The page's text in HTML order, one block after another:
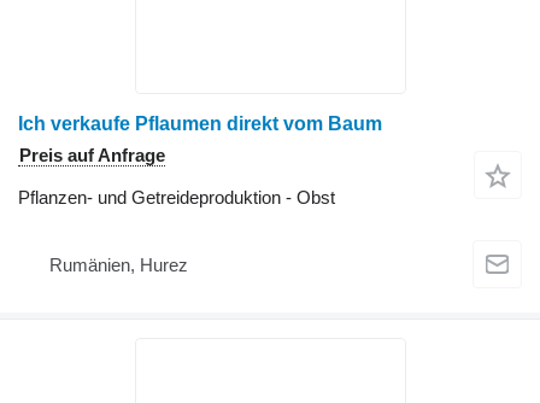
Ich verkaufe Pflaumen direkt vom Baum
Preis auf Anfrage
Pflanzen- und Getreideproduktion - Obst
Rumänien, Hurez